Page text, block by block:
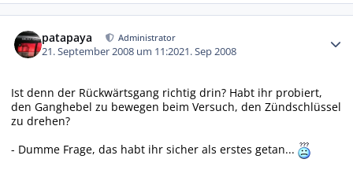
patapaya Administrator
21. September 2008 um 11:2021. Sep 2008
Ist denn der Rückwärtsgang richtig drin? Habt ihr probiert,
den Ganghebel zu bewegen beim Versuch, den Zündschlüssel
zu drehen?
- Dumme Frage, das habt ihr sicher als erstes getan...